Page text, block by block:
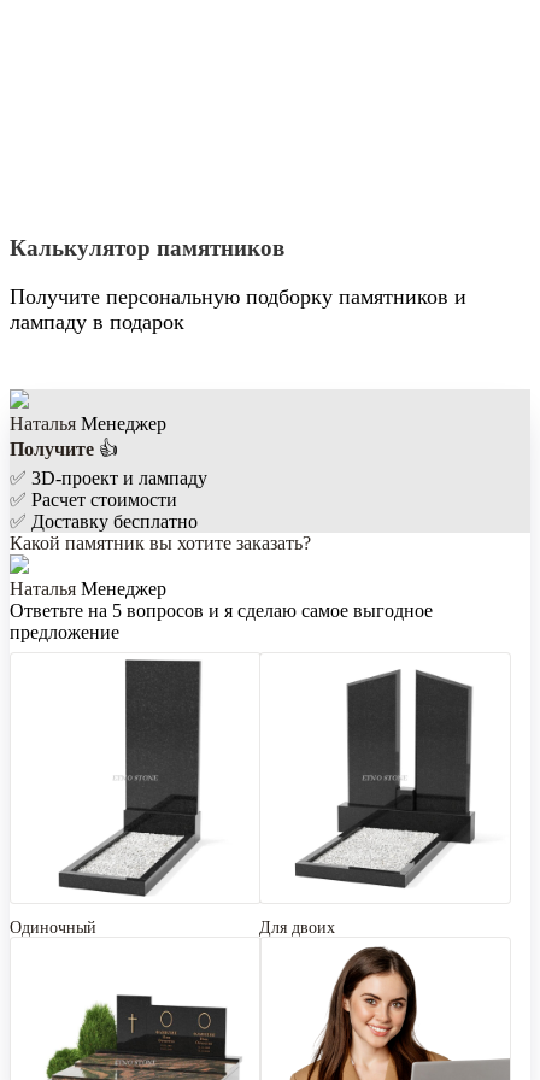
Калькулятор памятников
Получите персональную подборку памятников и
лампаду в подарок
Наталья Менеджер
Получите 👍
✅ 3D-проект и лампаду
✅ Расчет стоимости
✅ Доставку бесплатно
Какой памятник вы хотите заказать?
Наталья Менеджер
Ответьте на 5 вопросов и я сделаю самое выгодное
предложение
Одиночный Для двоих